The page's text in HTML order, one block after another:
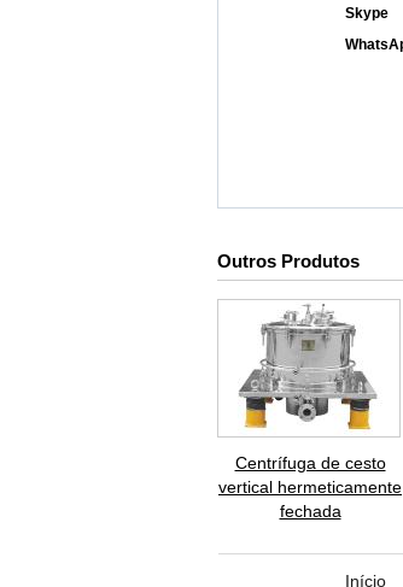
Outros Produtos
Centrífuga de cesto
vertical hermeticamente
fechada
Início